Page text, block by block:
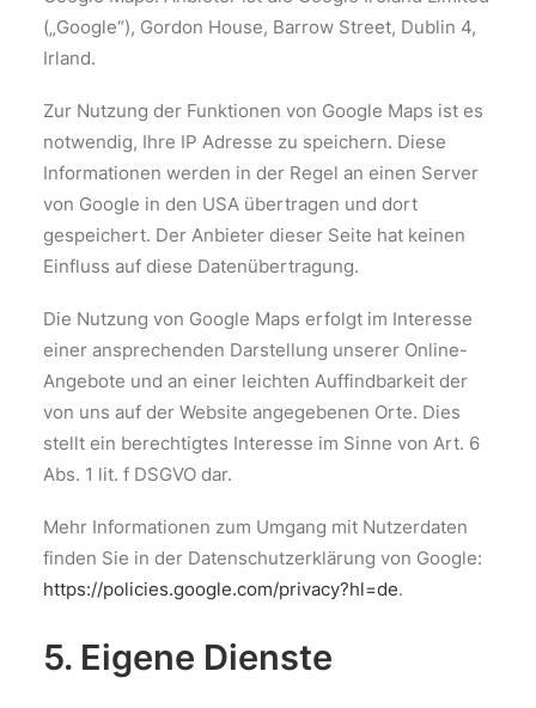
(„Google“), Gordon House, Barrow Street, Dublin 4,
Irland.
Zur Nutzung der Funktionen von Google Maps ist es
notwendig, Ihre IP Adresse zu speichern. Diese
Informationen werden in der Regel an einen Server
von Google in den USA übertragen und dort
gespeichert. Der Anbieter dieser Seite hat keinen
Einfluss auf diese Datenübertragung.
Die Nutzung von Google Maps erfolgt im Interesse
einer ansprechenden Darstellung unserer Online-
Angebote und an einer leichten Auffindbarkeit der
von uns auf der Website angegebenen Orte. Dies
stellt ein berechtigtes Interesse im Sinne von Art. 6
Abs. 1 lit. f DSGVO dar.
Mehr Informationen zum Umgang mit Nutzerdaten
finden Sie in der Datenschutzerklärung von Google:
https://policies.google.com/privacy?hl=de.
5. Eigene Dienste